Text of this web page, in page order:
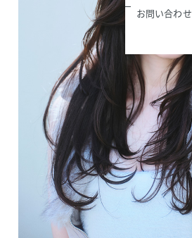
お問い合わせ